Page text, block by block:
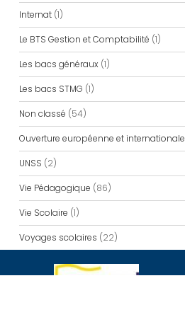
Internat(1)
Le BTS Gestion et Comptabilité (1)
Les bacs généraux (1)
Les bacs STMG (1)
Non classé (54)
Ouverture européenne et internationale
UNSS (2)
Vie Pédagogique (86)
Vie Scolaire (1)
Voyages scolaires (22)